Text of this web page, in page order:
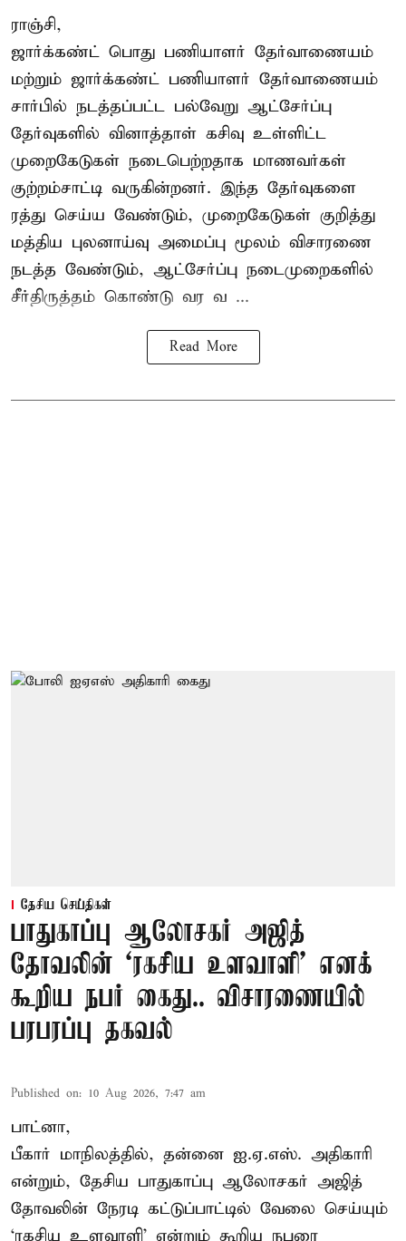
ராஞ்சி,
ஜார்க்கண்ட் பொது பணியாளர் தேர்வாணையம்
மற்றும் ஜார்க்கண்ட் பணியாளர் தேர்வாணையம்
சார்பில் நடத்தப்பட்ட பல்வேறு ஆட்சேர்ப்பு
தேர்வுகளில் வினாத்தாள் கசிவு உள்ளிட்ட
முறைகேடுகள் நடைபெற்றதாக மாணவர்கள்
குற்றம்சாட்டி வருகின்றனர். இந்த தேர்வுகளை
ரத்து செய்ய வேண்டும், முறைகேடுகள் குறித்து
மத்திய புலனாய்வு அமைப்பு மூலம் விசாரணை
நடத்த வேண்டும், ஆட்சேர்ப்பு நடைமுறைகளில்
சீர்திருத்தம் கொண்டு வர வ ...
Read More
தேசிய செய்திகள்
பாதுகாப்பு ஆலோசகர் அஜித்
தோவலின் ‘ரகசிய உளவாளி’ எனக்
கூறிய நபர் கைது.. விசாரணையில்
பரபரப்பு தகவல்
Published on: 10 Aug 2026, 7:47 am
பாட்னா,
பீகார் மாநிலத்தில், தன்னை ஐ.ஏ.எஸ். அதிகாரி
என்றும், தேசிய பாதுகாப்பு ஆலோசகர் அஜித்
தோவலின் நேரடி கட்டுப்பாட்டில் வேலை செய்யும்
‘ரகசிய உளவாளி’ என்றும் கூறிய நபரை